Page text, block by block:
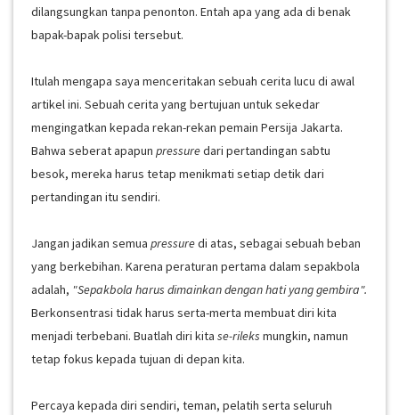
dilangsungkan tanpa penonton. Entah apa yang ada di benak
bapak-bapak polisi tersebut.
Itulah mengapa saya menceritakan sebuah cerita lucu di awal
artikel ini. Sebuah cerita yang bertujuan untuk sekedar
mengingatkan kepada rekan-rekan pemain Persija Jakarta.
Bahwa seberat apapun pressuredari pertandingan sabtu
besok, mereka harus tetap menikmati setiap detik dari
pertandingan itu sendiri.
Jangan jadikan semua pressuredi atas, sebagai sebuah beban
yang berkebihan. Karena peraturan pertama dalam sepakbola
adalah, "Sepakbola harus dimainkan dengan hati yang gembira".
Berkonsentrasi tidak harus serta-merta membuat diri kita
menjadi terbebani. Buatlah diri kita se-rileks mungkin, namun
tetap fokus kepada tujuan di depan kita.
Percaya kepada diri sendiri, teman, pelatih serta seluruh